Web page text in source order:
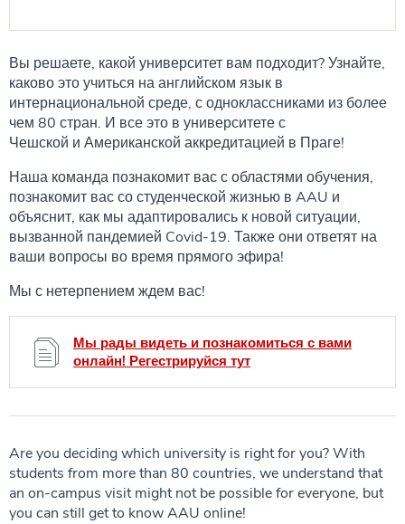
Вы решаете, какой университет вам подходит? Узнайте,
каково это учиться на английском язык в
интернациональной среде, с одноклассниками из более
чем 80 стран. И все это в университете с
Чешской и Американской аккредитацией в Праге!
Наша команда познакомит вас с областями обучения,
познакомит вас со студенческой жизнью в AAU и
объяснит, как мы адаптировались к новой ситуации,
вызванной пандемией Covid-19. Также они ответят на
ваши вопросы во время прямого эфира!
Мы с нетерпением ждем вас!
Мы рады видеть и познакомиться с вами
онлайн! Регестрируйся тут
Are you deciding which university is right for you? With
students from more than 80 countries, we understand that
an on-campus visit might not be possible for everyone, but
you can still get to know AAU online!